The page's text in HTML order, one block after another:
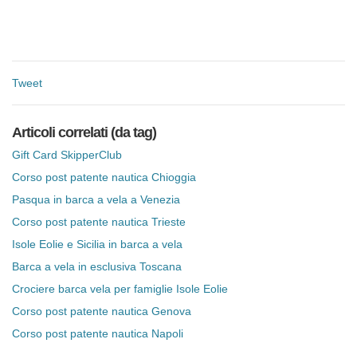
Tweet
Articoli correlati (da tag)
Gift Card SkipperClub
Corso post patente nautica Chioggia
Pasqua in barca a vela a Venezia
Corso post patente nautica Trieste
Isole Eolie e Sicilia in barca a vela
Barca a vela in esclusiva Toscana
Crociere barca vela per famiglie Isole Eolie
Corso post patente nautica Genova
Corso post patente nautica Napoli